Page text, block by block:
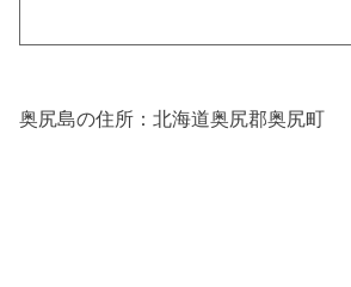
奥尻島の住所：北海道奥尻郡奥尻町